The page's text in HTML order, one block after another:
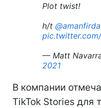
Plot twist!
h/t
— Matt
2021
В компании
TikTok Stories для